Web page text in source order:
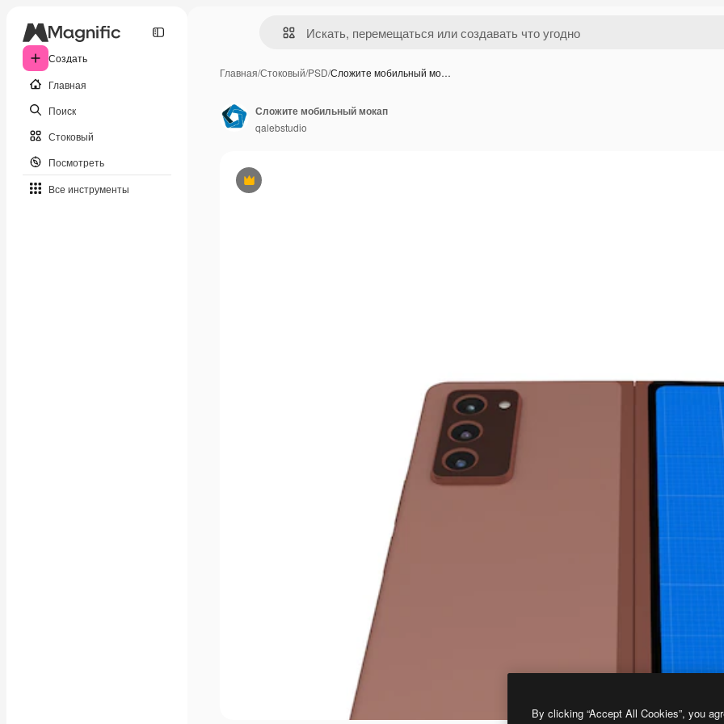
Создать
Главная
Поиск
Стоковый
Посмотреть
Все инструменты
Главная/Стоковый/PSD/Сложите мобильный мо…
Премиум
Сложите мобильный мокап
qalebstudio
By clicking “Accept All Cookies”, you